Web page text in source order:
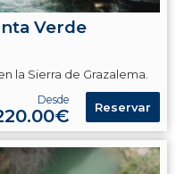
Verde
la Sierra de Grazalema.
Desde
Reservar